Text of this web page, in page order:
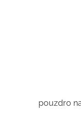
pouzdro